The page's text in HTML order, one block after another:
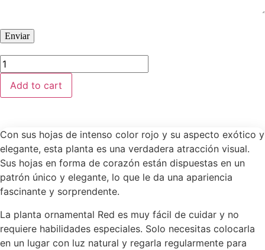
Add to cart
Con sus hojas de intenso color rojo y su aspecto exótico y
elegante, esta planta es una verdadera atracción visual.
Sus hojas en forma de corazón están dispuestas en un
patrón único y elegante, lo que le da una apariencia
fascinante y sorprendente.
La planta ornamental Red es muy fácil de cuidar y no
requiere habilidades especiales. Solo necesitas colocarla
en un lugar con luz natural y regarla regularmente para